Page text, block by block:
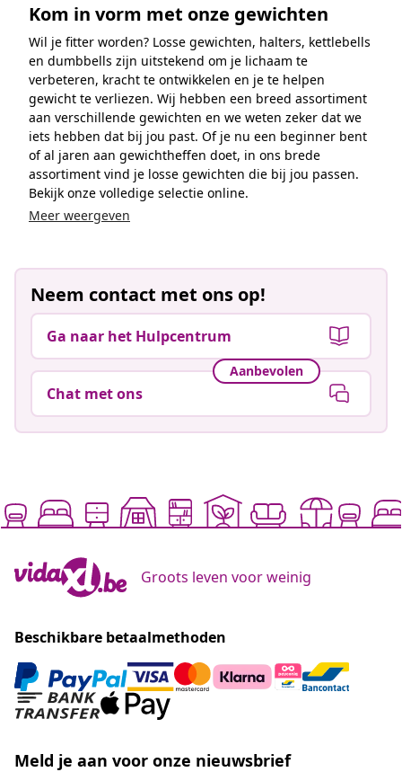
Kom in vorm met onze gewichten
Wil je fitter worden? Losse gewichten, halters, kettlebells
en dumbbells zijn uitstekend om je lichaam te
verbeteren, kracht te ontwikkelen en je te helpen
gewicht te verliezen. Wij hebben een breed assortiment
aan verschillende gewichten en we weten zeker dat we
iets hebben dat bij jou past. Of je nu een beginner bent
of al jaren aan gewichtheffen doet, in ons brede
assortiment vind je losse gewichten die bij jou passen.
Bekijk onze volledige selectie online.
Meer weergeven
Neem contact met ons op!
Ga naar het Hulpcentrum
Aanbevolen
Chat met ons
Groots leven voor weinig
Beschikbare betaalmethoden
Meld je aan voor onze nieuwsbrief